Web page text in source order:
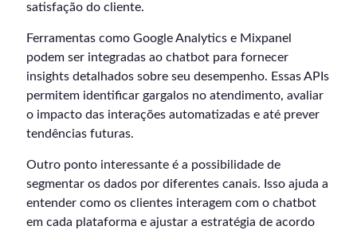
satisfação do cliente.
Ferramentas como Google Analytics e Mixpanel
podem ser integradas ao chatbot para fornecer
insights detalhados sobre seu desempenho. Essas APIs
permitem identificar gargalos no atendimento, avaliar
o impacto das interações automatizadas e até prever
tendências futuras.
Outro ponto interessante é a possibilidade de
segmentar os dados por diferentes canais. Isso ajuda a
entender como os clientes interagem com o chatbot
em cada plataforma e ajustar a estratégia de acordo